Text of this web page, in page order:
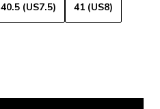
40.5 (US7.5) 41 (US8)